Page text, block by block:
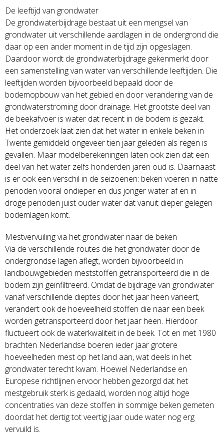
De leeftijd van grondwater
De grondwaterbijdrage bestaat uit een mengsel van
grondwater uit verschillende aardlagen in de ondergrond die
daar op een ander moment in de tijd zijn opgeslagen.
Daardoor wordt de grondwaterbijdrage gekenmerkt door
een samenstelling van water van verschillende leeftijden. Die
leeftijden worden bijvoorbeeld bepaald door de
bodemopbouw van het gebied en door verandering van de
grondwaterstroming door drainage. Het grootste deel van
de beekafvoer is water dat recent in de bodem is gezakt.
Het onderzoek laat zien dat het water in enkele beken in
Twente gemiddeld ongeveer tien jaar geleden als regen is
gevallen. Maar modelberekeningen laten ook zien dat een
deel van het water zelfs honderden jaren oud is. Daarnaast
is er ook een verschil in de seizoenen: beken voeren in natte
perioden vooral ondieper en dus jonger water af en in
droge perioden juist ouder water dat vanuit dieper gelegen
bodemlagen komt.
Mestvervuiling via het grondwater naar de beken
Via de verschillende routes die het grondwater door de
ondergrondse lagen aflegt, worden bijvoorbeeld in
landbouwgebieden meststoffen getransporteerd die in de
bodem zijn geïnfiltreerd. Omdat de bijdrage van grondwater
vanaf verschillende dieptes door het jaar heen varieert,
verandert ook de hoeveelheid stoffen die naar een beek
worden getransporteerd door het jaar heen. Hierdoor
fluctueert ook de waterkwaliteit in de beek. Tot en met 1980
brachten Nederlandse boeren ieder jaar grotere
hoeveelheden mest op het land aan, wat deels in het
grondwater terecht kwam. Hoewel Nederlandse en
Europese richtlijnen ervoor hebben gezorgd dat het
mestgebruik sterk is gedaald, worden nog altijd hoge
concentraties van deze stoffen in sommige beken gemeten
doordat het dertig tot veertig jaar oude water nog erg
vervuild is.